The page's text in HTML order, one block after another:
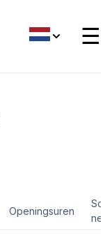
☰
Openingsuren